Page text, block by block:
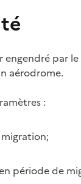
engendré par le
aérodrome.
:
migration;
période de